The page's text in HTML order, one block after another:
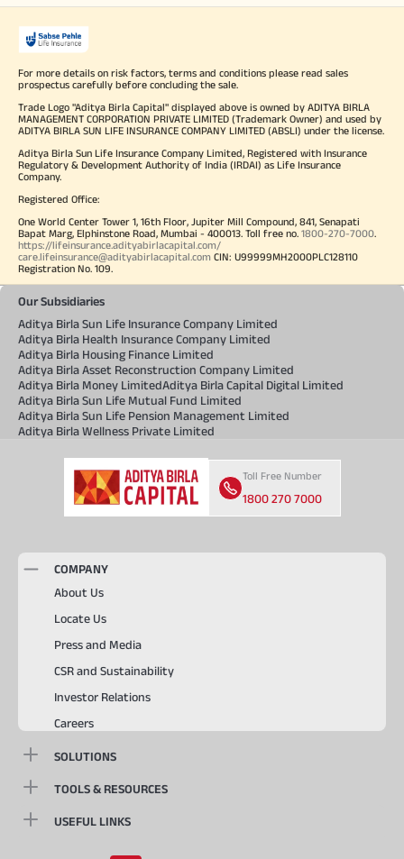
For more details on risk factors, terms and conditions please read sales
prospectus carefully before concluding the sale.
Trade Logo "Aditya Birla Capital" displayed above is owned by ADITYA BIRLA
MANAGEMENT CORPORATION PRIVATE LIMITED (Trademark Owner) and used by
ADITYA BIRLA SUN LIFE INSURANCE COMPANY LIMITED (ABSLI) under the license.
Aditya Birla Sun Life Insurance Company Limited, Registered with Insurance
Regulatory & Development Authority of India (IRDAI) as Life Insurance
Company.
Registered Office:
One World Center Tower 1, 16th Floor, Jupiter Mill Compound, 841, Senapati
Bapat Marg, Elphinstone Road, Mumbai - 400013. Toll free no. 1800-270-7000.
https://lifeinsurance.adityabirlacapital.com/
care.lifeinsurance@adityabirlacapital.com CIN: U99999MH2000PLC128110
Registration No. 109.
Our Subsidiaries
Aditya Birla Sun Life Insurance Company Limited
Aditya Birla Health Insurance Company Limited
Aditya Birla Housing Finance Limited
Aditya Birla Asset Reconstruction Company Limited
Aditya Birla Money LimitedAditya Birla Capital Digital Limited
Aditya Birla Sun Life Mutual Fund Limited
Aditya Birla Sun Life Pension Management Limited
Aditya Birla Wellness Private Limited
Toll Free Number
1800 270 7000
COMPANY
About Us
Locate Us
Press and Media
CSR and Sustainability
Investor Relations
Careers
SOLUTIONS
TOOLS & RESOURCES
USEFUL LINKS